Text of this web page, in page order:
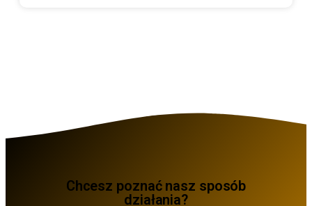
Chcesz poznać nasz sposób
działania?